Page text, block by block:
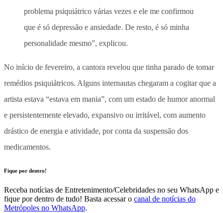
problema psiquiátrico várias vezes e ele me confirmou
que é só depressão e ansiedade. De resto, é só minha
personalidade mesmo”, explicou.
No início de fevereiro, a cantora revelou que tinha parado de tomar
remédios psiquiátricos. Alguns internautas chegaram a cogitar que a
artista estava “estava em mania”, com um estado de humor anormal
e persistentemente elevado, expansivo ou irritável, com aumento
drástico de energia e atividade, por conta da suspensão dos
medicamentos.
Fique por dentro!
Receba notícias de Entretenimento/Celebridades no seu WhatsApp e
fique por dentro de tudo! Basta acessar o canal de notícias do
Metrópoles no WhatsApp.